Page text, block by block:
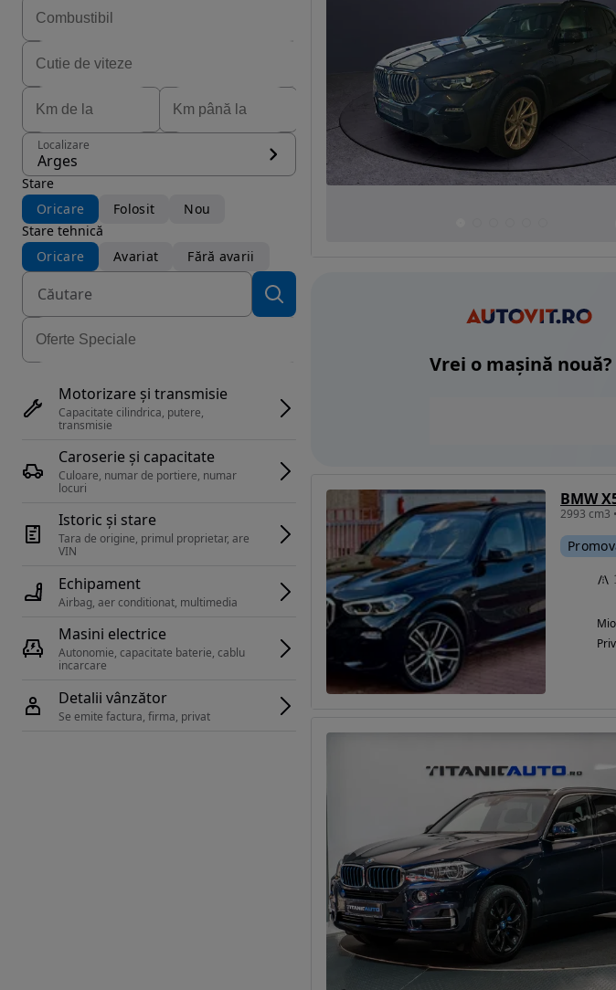
Localizare
Arges
Stare
Oricare
Folosit
Nou
Stare tehnică
Oricare
Avariat Fără avarii
Motorizare și transmisie
Capacitate cilindrica, putere,
transmisie
Caroserie și capacitate
Culoare, numar de portiere, numar
locuri
Istoric și stare
Tara de origine, primul proprietar, are
Echipament
Airbag, aer conditionat, multimedia
Masini electrice
Autonomie, capacitate baterie, cablu
Detalii vânzător
Se emite factura, firma, privat
Vrei o mașină nouă?
BMW
2993 cm3